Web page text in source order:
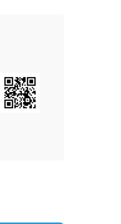
cada
cada